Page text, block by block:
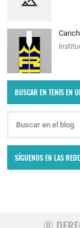
BUSCAR EN TENIS EN
SÍGUENOS EN LAS